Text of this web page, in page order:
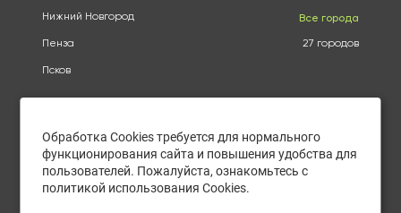
Нижний Новгород
Пенза
Псков
Все города
27 городов
КАТАЛОГ
БРЕНДЫ
Конфиденциальность
Политика использования
файлов cookie
Согласие на обработку
Обработка Cookies требуется для нормального
функционирования сайта и повышения удобства для
пользователей. Пожалуйста, ознакомьтесь с
политикой использования Cookies.